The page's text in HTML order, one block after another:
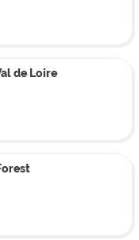
de Loire